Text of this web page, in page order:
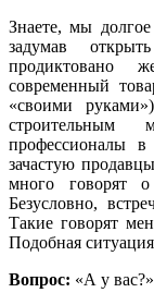
Знаете, мы
задумав
продиктовано
современный
«своими
строительным
профессионалы
зачастую
много говорят
Безусловно,
Такие говорят
Подобная
Вопрос: «А у вас?»